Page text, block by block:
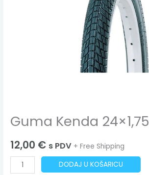
Guma Kenda 24×1,75
12,00 € s PDV + Free Shipping
DODAJ U KOŠARICU